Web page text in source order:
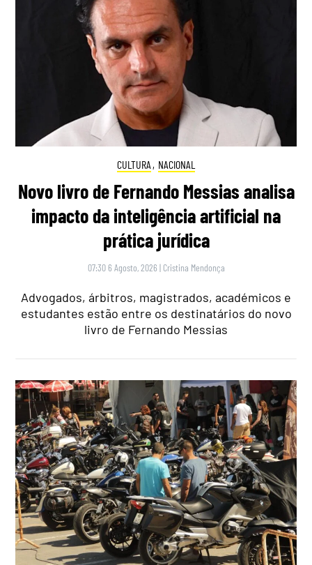
CULTURA , NACIONAL
Novo livro de Fernando Messias analisa
impacto da inteligência artificial na
prática jurídica
07:30 6 Agosto, 2026 | Cristina Mendonça
Advogados, árbitros, magistrados, académicos e
estudantes estão entre os destinatários do novo
livro de Fernando Messias